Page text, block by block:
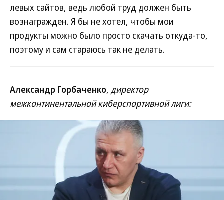
левых сайтов, ведь любой труд должен быть
вознагражден. Я бы не хотел, чтобы мои
продукты можно было просто скачать откуда-то,
поэтому и сам стараюсь так не делать.
Александр Горбаченко, директор
межконтинентальной киберспортивной лиги: